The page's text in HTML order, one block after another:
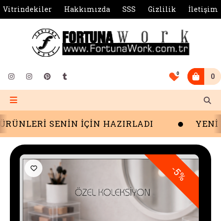
Vitrindekiler Hakkımızda SSS Gizlilik İletişim
0 0
SENİN İÇİN HAZIRLADI YENİ
-5%